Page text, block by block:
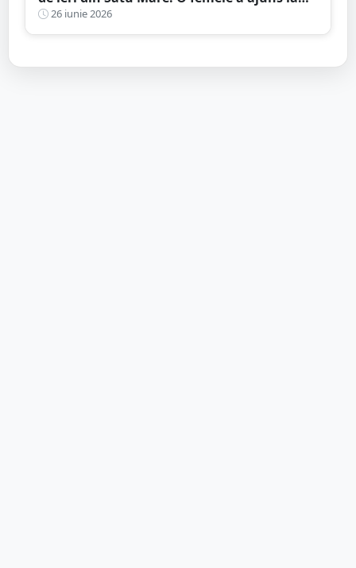
spital
26 iunie 2026